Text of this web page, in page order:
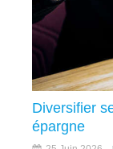
Diversifier
épargne